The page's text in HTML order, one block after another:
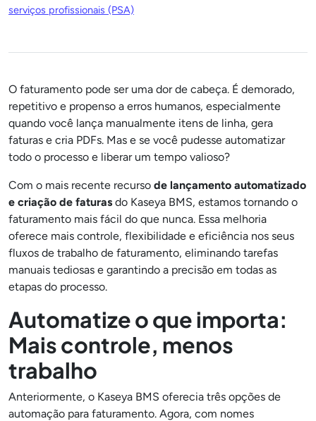
serviços profissionais (PSA)
O faturamento pode ser uma dor de cabeça. É demorado,
repetitivo e propenso a erros humanos, especialmente
quando você lança manualmente itens de linha, gera
faturas e cria PDFs. Mas e se você pudesse automatizar
todo o processo e liberar um tempo valioso?
Com o mais recente recurso de lançamento automatizado
e criação de faturas do Kaseya BMS, estamos tornando o
faturamento mais fácil do que nunca. Essa melhoria
oferece mais controle, flexibilidade e eficiência nos seus
fluxos de trabalho de faturamento, eliminando tarefas
manuais tediosas e garantindo a precisão em todas as
etapas do processo.
Automatize o que importa:
Mais controle, menos
trabalho
Anteriormente, o Kaseya BMS oferecia três opções de
automação para faturamento. Agora, com nomes